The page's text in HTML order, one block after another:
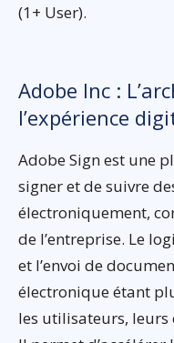
(1+ User).
Adobe Inc :
l’expérience
Adobe Sign est une
signer et de suivre
électroniquement,
de l’entreprise. Le
et l’envoi de
électronique étant
les utilisateurs,